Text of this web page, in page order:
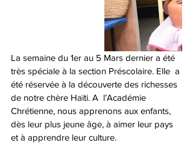
La semaine du 1er au 5 Mars dernier a été
très spéciale à la section Préscolaire. Elle  a
été réservée à la découverte des richesses
de notre chère Haïti. A  l’Académie
Chrétienne, nous apprenons aux enfants,
dès leur plus jeune âge, à aimer leur pays
et à apprendre leur culture.